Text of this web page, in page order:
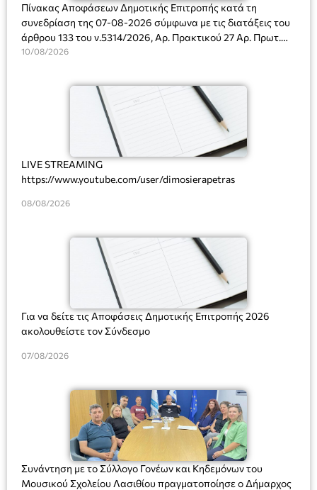
Πίνακας Αποφάσεων Δημοτικής Επιτροπής κατά τη
συνεδρίαση της 07-08-2026 σύμφωνα με τις διατάξεις του
άρθρου 133 του ν.5314/2026, Αρ. Πρακτικού 27 Αρ. Πρωτ.
Πρόσκλησης: 10817/03-08-2026
10/08/2026
LIVE STREAMING
https://www.youtube.com/user/dimosierapetras
08/08/2026
Για να δείτε τις Αποφάσεις Δημοτικής Επιτροπής 2026
ακολουθείστε τον Σύνδεσμο
07/08/2026
Συνάντηση με το Σύλλογο Γονέων και Κηδεμόνων του
Μουσικού Σχολείου Λασιθίου πραγματοποίησε ο Δήμαρχος